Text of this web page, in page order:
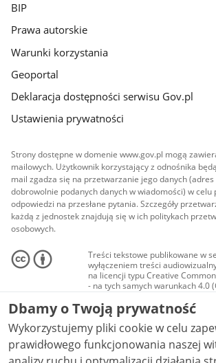
BIP
Prawa autorskie
Warunki korzystania
Geoportal
Deklaracja dostępności serwisu Gov.pl
Ustawienia prywatności
Strony dostępne w domenie www.gov.pl mogą
mailowych. Użytkownik korzystający z odnośnika
mail zgadza się na przetwarzanie jego danych
dobrowolnie podanych danych w wiadomości) w celu
odpowiedzi na przesłane pytania. Szczegóły
każdą z jednostek znajdują się w ich politykach
osobowych.
Treści tekstowe publikowane w
wyłączeniem treści
na licencji typu Creative
- na tych samych warunkach 4.0
Materiały audiowizualne, w tym
audio i wideo, są udostępniane
Creative Commons: uznanie
niekomercyjne - bez utworów
NC-ND 4.0), o ile nie jest to
Dbamy o Twoją prywatność
Wykorzystujemy pliki cookie w celu
prawidłowego funkcjonowania naszej